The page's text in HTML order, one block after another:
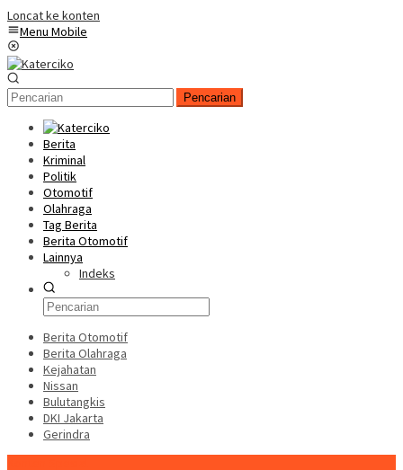
Loncat ke konten
Menu Mobile
Pencarian
Berita
Kriminal
Politik
Otomotif
Olahraga
Tag Berita
Berita Otomotif
Lainnya
Indeks
Berita Otomotif
Berita Olahraga
Kejahatan
Nissan
Bulutangkis
DKI Jakarta
Gerindra